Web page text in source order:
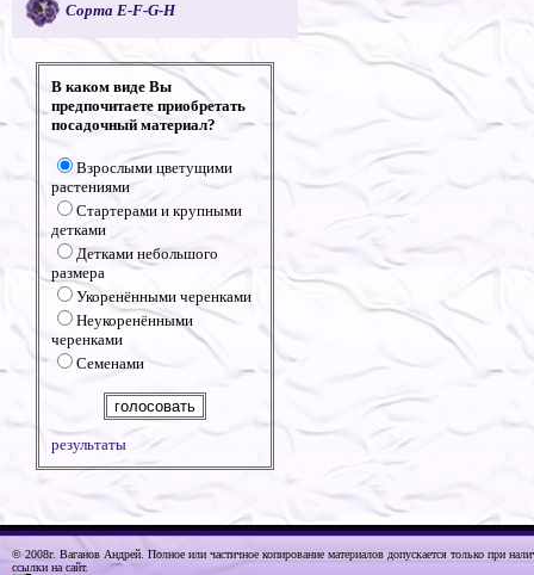
Сорта E-F-G-H
В каком виде Вы
предпочитаете приобретать
посадочный материал?
Взрослыми цветущими
растениями
Стартерами и крупными
детками
Детками небольшого
размера
Укоренёнными черенками
Неукоренёнными
черенками
Семенами
результаты
© 2008г. Ваганов Андрей . Полное или частичное копирование материалов допускается только при
ссылки на сайт.